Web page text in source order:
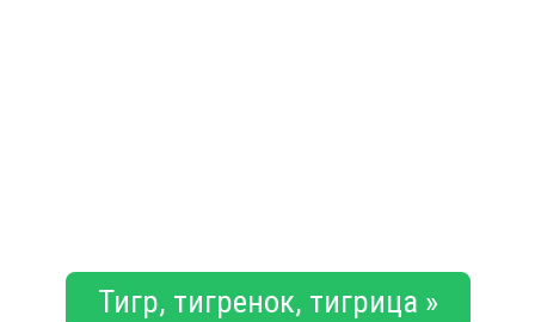
Тигр, тигренок, тигрица »